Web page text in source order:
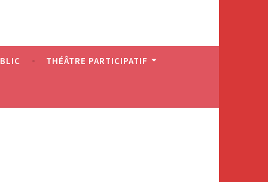
THÉÂTRE PARTICIPATIF